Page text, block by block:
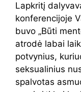
Lapkritį
konferencijoje
buvo „Būti
atrodė labai
potvynius,
seksualinius
spalvotas